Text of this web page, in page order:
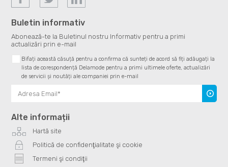
Buletin informativ
Abonează-te la Buletinul nostru Informativ pentru a primi
actualizări prin e-mail
Bifați această căsuță pentru a confirma că sunteți de acord să fiți adăugați la
lista de corespondență Delamode pentru a primi ultimele oferte, actualizări
de servicii și noutăți ale companiei prin e-mail
Alte informații
Hartă site
Politică de confidenţialitate şi cookie
Termeni şi condiţii